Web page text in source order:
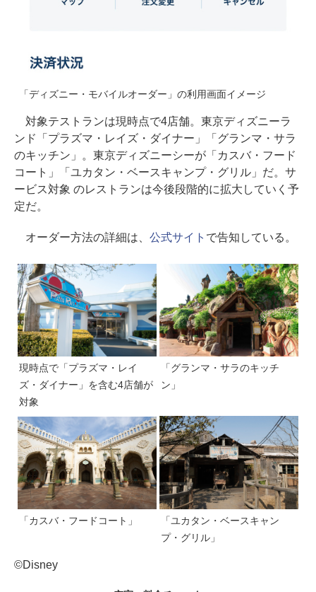
「ディズニー・モバイルオーダー」の利用画面イメージ
対象テストランは現時点で4店舗。東京ディズニーラ
ンド「プラズマ・レイズ・ダイナー」「グランマ・サラ
のキッチン」。東京ディズニーシーが「カスバ・フード
コート」「ユカタン・ベースキャンプ・グリル」だ。サ
ービス対象 のレストランは今後段階的に拡大していく予
定だ。
オーダー方法の詳細は、 公式サイト で告知している。
現時点で「プラズマ・レイ
ズ・ダイナー」を含む4店舗が
対象
「グランマ・サラのキッチ
ン」
「カスバ・フードコート」
「ユカタン・ベースキャン
プ・グリル」
©Disney